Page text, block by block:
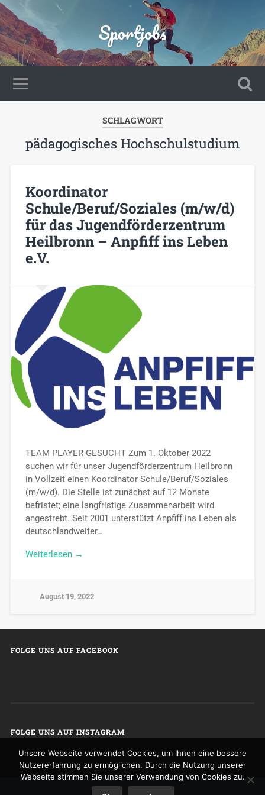
Sportjobs
SCHLAGWORT
pädagogisches Hochschulstudium
Koordinator
Schule/Beruf/Soziales (m/w/d)
für das Jugendförderzentrum
Heilbronn – Anpfiff ins Leben
e.V.
TEAM PLAYER GESUCHT Zum 1. Oktober 2022
suchen wir für unser Jugendförderzentrum Heilbronn
in Vollzeit einen Koordinator Schule/Beruf/Soziales
(m/w/d). Die Stelle ist zunächst auf 12 Monate
befristet; eine langfristige Zusammenarbeit wird
angestrebt. Seit 2001 unterstützt Anpfiff ins Leben als
deutschlandweiter…
Weiterlesen →
August 19, 2022
FOLGE UNS AUF FACEBOOK
FOLGE UNS AUF INSTAGRAM
Unsere Webseite verwendet Cookies, um Ihnen eine bessere
Nutzererfahrung zu ermöglichen. Durch die Nutzung unserer
Webseite stimmen Sie unserer Verwendung von Cookies zu.